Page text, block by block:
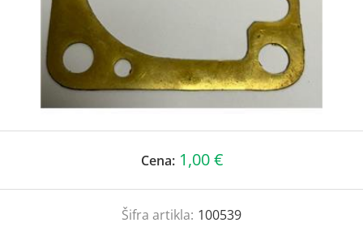
Cena: 1,00 €
Šifra artikla: 100539